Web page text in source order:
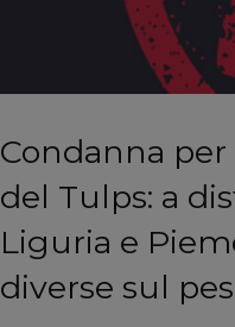
Condanna
del Tulps: a
Liguria e
diverse sul